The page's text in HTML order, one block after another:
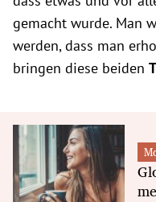
gemacht wurde. Man
werden, dass man
bringen diese beiden